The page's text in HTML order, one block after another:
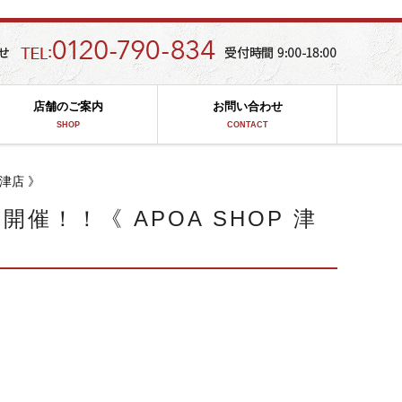
店舗のご案内
SHOP
お問い合わせ
CONTACT
店 》
催！！《 APOA SHOP 津